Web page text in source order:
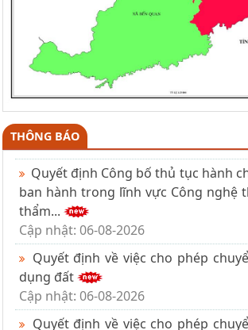
THÔNG BÁO
Quyết định Công bố thủ tục hành
ban hành trong lĩnh vực Công nghệ
thẩm...
Cập nhật: 06-08-2026
Quyết định về việc cho phép
dụng đất
Cập nhật: 06-08-2026
Quyết định về việc cho phép